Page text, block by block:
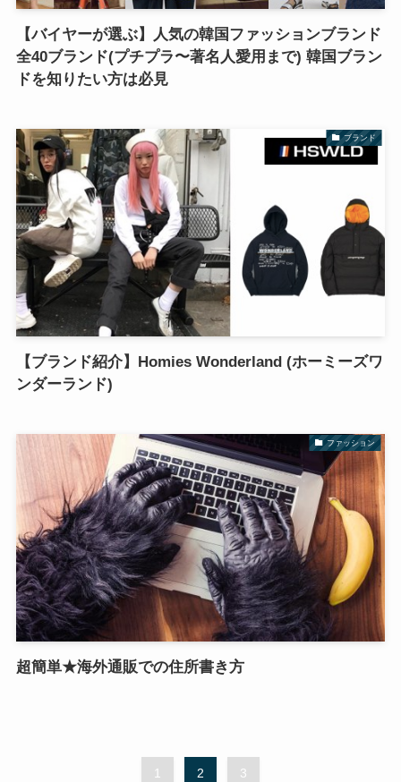
【バイヤーが選ぶ】人気の韓国ファッションブランド
全40ブランド(プチプラ〜著名人愛用まで) 韓国ブラン
ドを知りたい方は必見
ブランド
【ブランド紹介】Homies Wonderland (ホーミーズワ
ンダーランド)
ファッション
超簡単★海外通販での住所書き方
1 2 3